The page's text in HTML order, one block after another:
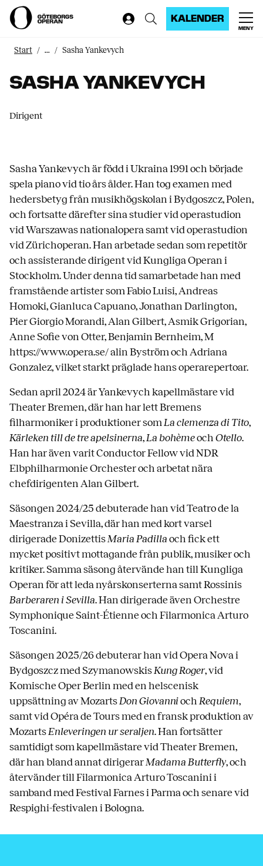
KALENDER
MENY
Start ... Sasha Yankevych
SASHA YANKEVYCH
Dirigent
Sasha Yankevych är född i Ukraina 1991 och började
spela piano vid tio års ålder. Han tog examen med
hedersbetyg från musikhögskolan i Bydgoszcz, Polen,
och fortsatte därefter sina studier vid operastudion
vid Warszawas nationalopera samt vid operastudion
vid Zürichoperan. Han arbetade sedan som repetitör
och assisterande dirigent vid Kungliga Operan i
Stockholm. Under denna tid samarbetade han med
framstående artister som Fabio Luisi, Andreas
Homoki, Gianluca Capuano, Jonathan Darlington,
Pier Giorgio Morandi, Alan Gilbert, Asmik Grigorian,
Anne Sofie von Otter, Benjamin Bernheim, M
https://www.opera.se/ alin Byström och Adriana
Gonzalez, vilket starkt präglade hans operarepertoar.
Sedan april 2024 är Yankevych kapellmästare vid
Theater Bremen, där han har lett Bremens
filharmoniker i produktioner somLa clemenza di Tito,
Kärleken till de tre apelsinerna,La bohèmeochOtello.
Han har även varit Conductor Fellow vid NDR
Elbphilharmonie Orchester och arbetat nära
chefdirigenten Alan Gilbert.
Säsongen 2024/25 debuterade han vid Teatro de la
Maestranza i Sevilla, där han med kort varsel
dirigerade DonizettisMaria Padilla och fick ett
mycket positivt mottagande från publik, musiker och
kritiker. Samma säsong återvände han till Kungliga
Operan för att leda nyårskonserterna samt Rossinis
Barberaren i Sevilla. Han dirigerade även Orchestre
Symphonique Saint-Étienne och Filarmonica Arturo
Toscanini.
Säsongen 2025/26 debuterar han vid Opera Nova i
Bydgoszcz med SzymanowskisKung Roger, vid
Komische Oper Berlin med en helscenisk
uppsättning av MozartsDon GiovanniochRequiem,
samt vid Opéra de Tours med en fransk produktion av
MozartsEnleveringen ur seraljen. Han fortsätter
samtidigt som kapellmästare vid Theater Bremen,
där han bland annat dirigerarMadama Butterfly, och
återvänder till Filarmonica Arturo Toscanini i
samband med Festival Farnes i Parma och senare vid
Respighi-festivalen i Bologna.